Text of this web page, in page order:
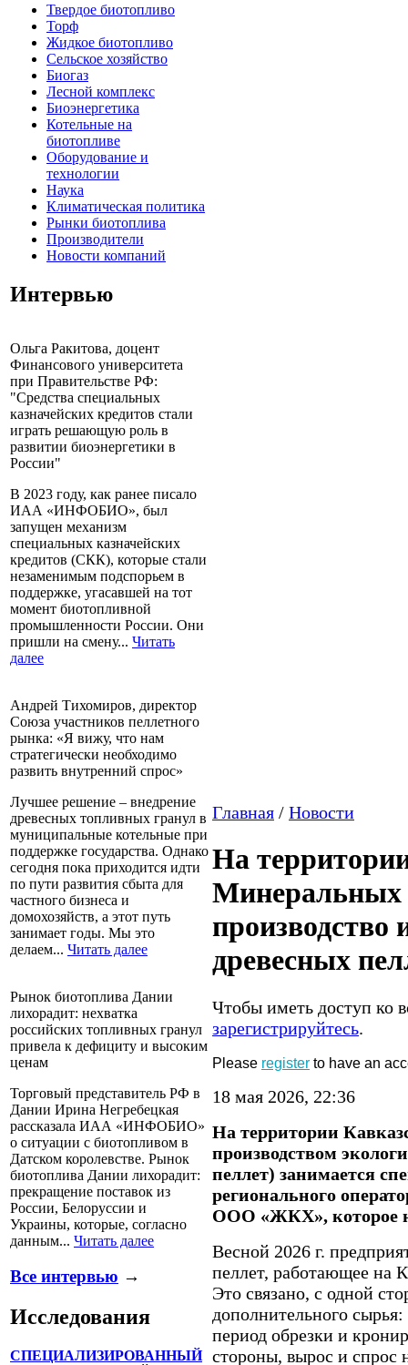
Твердое биотопливо
Торф
Жидкое биотопливо
Сельское хозяйство
Биогаз
Лесной комплекс
Биоэнергетика
Котельные на
биотопливе
Оборудование и
технологии
Наука
Климатическая политика
Рынки биотоплива
Производители
Новости компаний
Интервью
Ольга Ракитова, доцент
Финансового университета
при Правительстве РФ:
"Средства специальных
казначейских кредитов стали
играть решающую роль в
развитии биоэнергетики в
России"
В 2023 году, как ранее писало
ИАА «ИНФОБИО», был
запущен механизм
специальных казначейских
кредитов (СКК), которые стали
незаменимым подспорьем в
поддержке, угасавшей на тот
момент биотопливной
промышленности России. Они
пришли на смену... Читать
далее
Андрей Тихомиров, директор
Союза участников пеллетного
рынка: «Я вижу, что нам
стратегически необходимо
развить внутренний спрос»
Лучшее решение – внедрение
древесных топливных гранул в
муниципальные котельные при
поддержке государства. Однако
сегодня пока приходится идти
по пути развития сбыта для
частного бизнеса и
домохозяйств, а этот путь
занимает годы. Мы это
делаем... Читать далее
Рынок биотоплива Дании
лихорадит: нехватка
российских топливных гранул
привела к дефициту и высоким
ценам
Торговый представитель РФ в
Дании Ирина Негребецкая
рассказала ИАА «ИНФОБИО»
о ситуации с биотопливом в
Датском королевстве. Рынок
биотоплива Дании лихорадит:
прекращение поставок из
России, Белоруссии и
Украины, которые, согласно
данным... Читать далее
Все интервью →
Исследования
СПЕЦИАЛИЗИРОВАННЫЙ
Главная / Новости
На
Минеральных
производство
древесных
Чтобы иметь доступ ко
зарегистрируйтесь.
Please register to have an
18 мая 2026, 22:36
На территории
производством
пеллет) занимается
регионального
ООО «ЖКХ», которое
Весной 2026 г.
пеллет, работающее на
Это связано, с одной
дополнительного
период обрезки и
стороны, вырос и спрос